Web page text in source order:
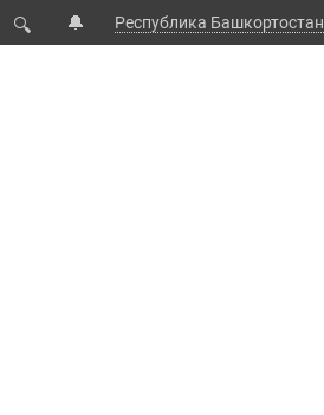
🔍 🔔 Республика Башкортостан